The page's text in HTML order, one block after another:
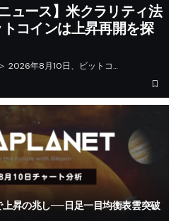
ュース】米クラリティ法
コインは上昇再開を探
2026年8月10日、ビットコ…
上昇の兆し──日足一目均衡表雲突破